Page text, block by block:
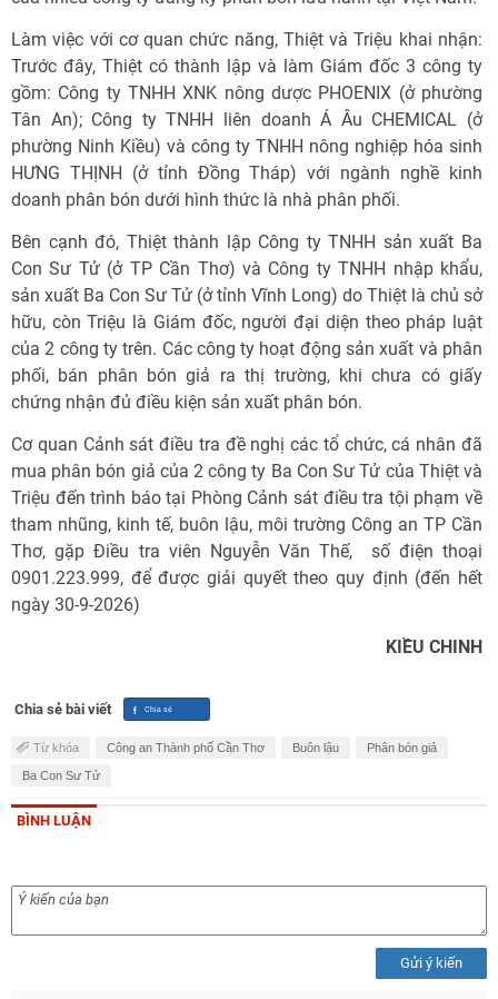
Làm việc với cơ quan chức năng, Thiệt và Triệu khai nhận:
Trước đây, Thiệt có thành lập và làm Giám đốc 3 công ty
gồm: Công ty TNHH XNK nông dược PHOENIX (ở phường
Tân An); Công ty TNHH liên doanh Á Âu CHEMICAL (ở
phường Ninh Kiều) và công ty TNHH nông nghiệp hóa sinh
HƯNG THỊNH (ở tỉnh Đồng Tháp) với ngành nghề kinh
doanh phân bón dưới hình thức là nhà phân phối.
Bên cạnh đó, Thiệt thành lập Công ty TNHH sản xuất Ba
Con Sư Tử (ở TP Cần Thơ) và Công ty TNHH nhập khẩu,
sản xuất Ba Con Sư Tử (ở tỉnh Vĩnh Long) do Thiệt là chủ sở
hữu, còn Triệu là Giám đốc, người đại diện theo pháp luật
của 2 công ty trên. Các công ty hoạt động sản xuất và phân
phối, bán phân bón giả ra thị trường, khi chưa có giấy
chứng nhận đủ điều kiện sản xuất phân bón.
Cơ quan Cảnh sát điều tra đề nghị các tổ chức, cá nhân đã
mua phân bón giả của 2 công ty Ba Con Sư Tử của Thiệt và
Triệu đến trình báo tại Phòng Cảnh sát điều tra tội phạm về
tham nhũng, kinh tế, buôn lậu, môi trường Công an TP Cần
Thơ, gặp Điều tra viên Nguyễn Văn Thế, số điện thoại
0901.223.999, để được giải quyết theo quy định (đến hết
ngày 30-9-2026)
KIỀU CHINH
Chia sẻ bài viết
Từ khóa Công an Thành phố Cần Thơ Buôn lậu Phân bón giả
Ba Con Sư Tử
BÌNH LUẬN
Gửi ý kiến